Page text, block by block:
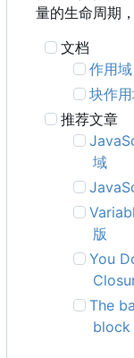
量的生命周期
文档
作用域
块作
推荐文章
域
版
You
The
block